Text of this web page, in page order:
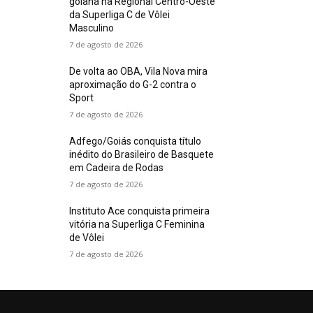
da Superliga C de Vôlei
Masculino
7 de agosto de 2026
De volta ao OBA, Vila Nova mira
aproximação do G-2 contra o
Sport
7 de agosto de 2026
Adfego/Goiás conquista título
inédito do Brasileiro de Basquete
em Cadeira de Rodas
7 de agosto de 2026
Instituto Ace conquista primeira
vitória na Superliga C Feminina
de Vôlei
7 de agosto de 2026